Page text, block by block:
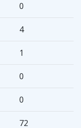
0
4
1
0
0
72